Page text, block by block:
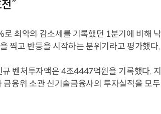
”
최악의 감소세를 기록했던 1분기에 비해
찍고 반등을 시작하는 분위기라고 평가했다.
벤처투자액은 4조4447억원을 기록했다.
융위 소관 신기술금융사의 투자실적을 모